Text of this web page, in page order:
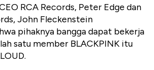
RCA Records, Peter Edge dan
John Fleckenstein
pihaknya bangga dapat bekerja
satu member BLACKPINK itu